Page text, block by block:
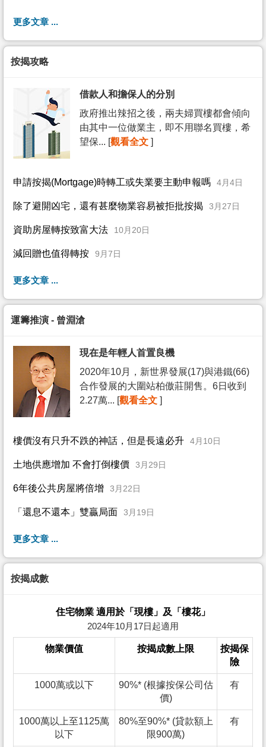
更多文章 ...
按揭攻略
借款人和擔保人的分別
政府推出辣招之後，兩夫婦買樓都會傾向
由其中一位做業主，即不用聯名買樓，希
望保... [觀看全文 ]
申請按揭(Mortgage)時轉工或失業要主動申報嗎 4月4日
除了避開凶宅，還有甚麼物業容易被拒批按揭 3月27日
資助房屋轉按致富大法 10月20日
減回贈也值得轉按 9月7日
更多文章 ...
運籌推演 - 曾淵滄
現在是年輕人首置良機
2020年10月，新世界發展(17)與港鐵(66)
合作發展的大圍站柏傲莊開售。6日收到
2.27萬... [觀看全文 ]
樓價沒有只升不跌的神話，但是長遠必升 4月10日
土地供應增加 不會打倒樓價 3月29日
6年後公共房屋將倍增 3月22日
「還息不還本」雙贏局面 3月19日
更多文章 ...
按揭成數
住宅物業 適用於「現樓」及「樓花」
2024年10月17日起適用
物業價值 按揭成數上限
按揭保
險
1000萬或以下
90%* (根據按保公司估
價)
有
1000萬以上至1125萬
以下
80%至90%* (貸款額上
限900萬)
有